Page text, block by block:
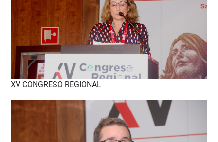
XV CONGRESO REGIONAL